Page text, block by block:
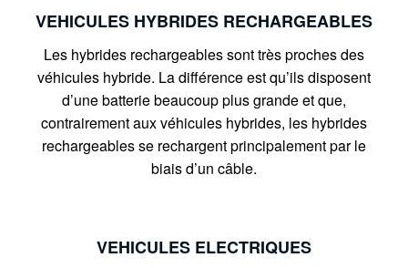
VEHICULES HYBRIDES RECHARGEABLES
Les hybrides rechargeables sont très proches des
véhicules hybride. La différence est qu’ils disposent
d’une batterie beaucoup plus grande et que,
contrairement aux véhicules hybrides, les hybrides
rechargeables se rechargent principalement par le
biais d’un câble.
VEHICULES ELECTRIQUES